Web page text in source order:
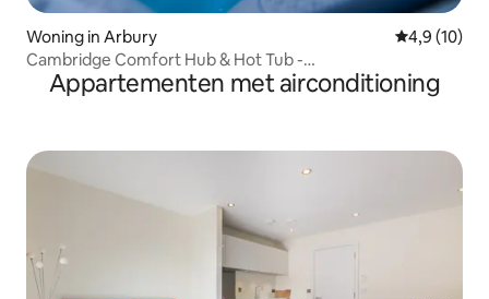
Woning in Arbury
4,9 (10)
Cambridge Comfort Hub & Hot Tub -
Parkeerruimte/Slaapplaatsen voor 6 personen
Appartementen met airconditioning